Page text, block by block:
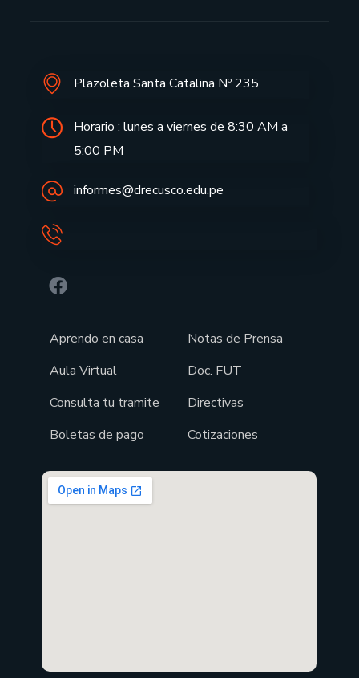
Plazoleta Santa Catalina Nº 235
Horario : lunes a viernes de 8:30 AM a
5:00 PM
informes@drecusco.edu.pe
Aprendo en casa
Aula Virtual
Consulta tu tramite
Boletas de pago
Notas de Prensa
Doc. FUT
Directivas
Cotizaciones